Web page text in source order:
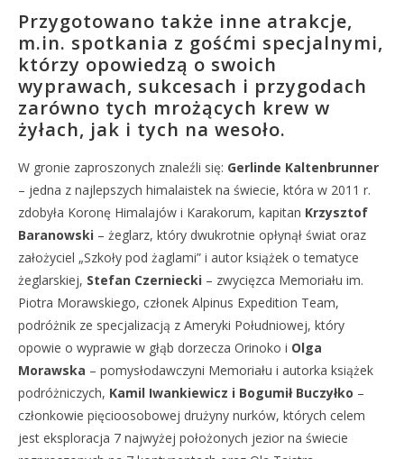
Przygotowano także inne atrakcje,
m.in. spotkania z gośćmi specjalnymi,
którzy opowiedzą o swoich
wyprawach, sukcesach i przygodach
zarówno tych mrożących krew w
żyłach, jak i tych na wesoło.
W gronie zaproszonych znaleźli się: Gerlinde Kaltenbrunner
– jedna z najlepszych himalaistek na świecie, która w 2011 r.
zdobyła Koronę Himalajów i Karakorum, kapitan Krzysztof
Baranowski – żeglarz, który dwukrotnie opłynął świat oraz
założyciel „Szkoły pod żaglami” i autor książek o tematyce
żeglarskiej, Stefan Czerniecki – zwycięzca Memoriału im.
Piotra Morawskiego, członek Alpinus Expedition Team,
podróżnik ze specjalizacją z Ameryki Południowej, który
opowie o wyprawie w głąb dorzecza Orinoko i Olga
Morawska – pomysłodawczyni Memoriału i autorka książek
podróżniczych, Kamil Iwankiewicz i Bogumił Buczyłko –
członkowie pięcioosobowej drużyny nurków, których celem
jest eksploracja 7 najwyżej położonych jezior na świecie